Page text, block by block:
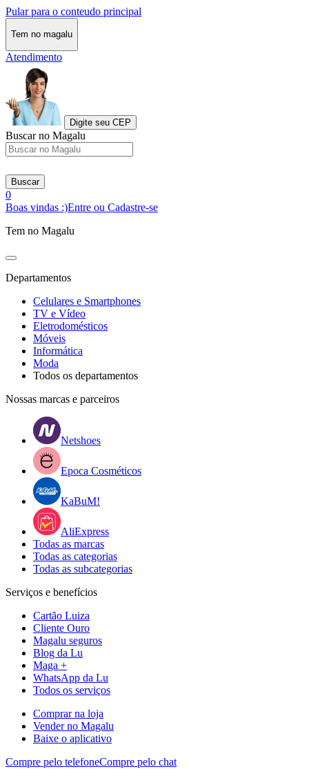
Pular para o conteudo principal
Tem no magalu
Atendimento
Digite seu CEP
Buscar no Magalu
Buscar
0
Boas vindas :)Entre ou Cadastre-se
Tem no Magalu
Departamentos
Celulares e Smartphones
TV e Vídeo
Eletrodomésticos
Móveis
Informática
Moda
Todos os departamentos
Nossas marcas e parceiros
Netshoes
Epoca Cosméticos
KaBuM!
AliExpress
Todas as marcas
Todas as categorias
Todas as subcategorias
Serviços e benefícios
Cartão Luiza
Cliente Ouro
Magalu seguros
Blog da Lu
Maga +
WhatsApp da Lu
Todos os serviços
Comprar na loja
Vender no Magalu
Baixe o aplicativo
Compre pelo telefoneCompre pelo chat